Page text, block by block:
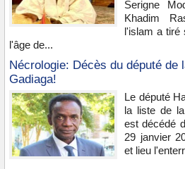
Serigne
Khadim
l'islam a tiré
l'âge de...
Nécrologie: Décès du député de
Gadiaga!
Le député
la liste de
est décédé
29 janvier
et lieu